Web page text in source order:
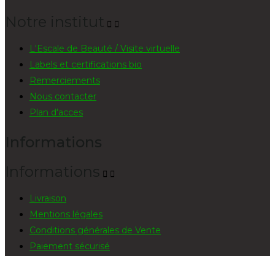
Notre institut  
L'Escale de Beauté / Visite virtuelle
Labels et certifications bio
Remerciements
Nous contacter
Plan d'acces
Informations
Informations  
Livraison
Mentions légales
Conditions générales de Vente
Paiement sécurisé